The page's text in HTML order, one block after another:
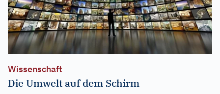
Wissenschaft
Die Umwelt auf dem Schirm